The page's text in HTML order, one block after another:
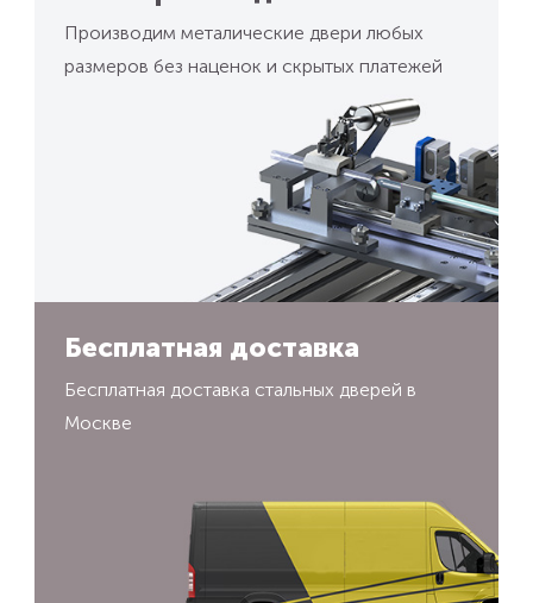
Производим металические двери любых
размеров без наценок и скрытых платежей
Бесплатная доставка
Бесплатная доставка стальных дверей в
Москве